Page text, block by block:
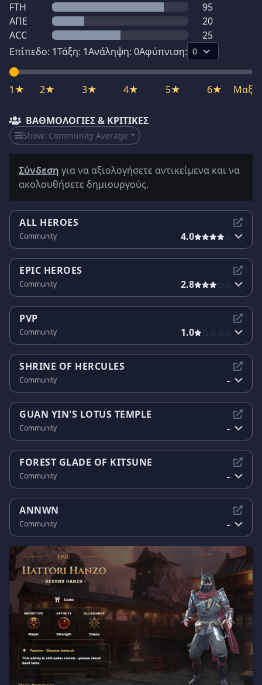
FTH
95
ΑΠΕ
20
ACC
25
Επίπεδο: 1Τάξη: 1Ανάληψη: 0Αφύπνιση:
1★ 2★ 3★ 4★ 5★ 6★ Μαξ
ΒΑΘΜΟΛΟΓΊΕΣ & ΚΡΙΤΙΚΈΣ
Show: Community Average
Σύνδεση για να αξιολογήσετε αντικείμενα και να
ακολουθήσετε δημιουργούς.
ALL HEROES
Community 4.0
EPIC HEROES
Community 2.8
PVP
Community 1.0
SHRINE OF HERCULES
Community --
GUAN YIN'S LOTUS TEMPLE
Community --
FOREST GLADE OF KITSUNE
Community --
ANNWN
Community --